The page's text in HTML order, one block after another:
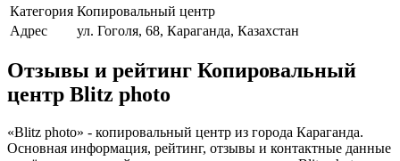
Категория Копировальный центр
Адрес
ул. Гоголя, 68, Караганда, Казахстан
Отзывы и рейтинг Копировальный
центр Blitz photo
«Blitz photo» - копировальный центр из города Караганда.
Основная информация, рейтинг, отзывы и контактные данные